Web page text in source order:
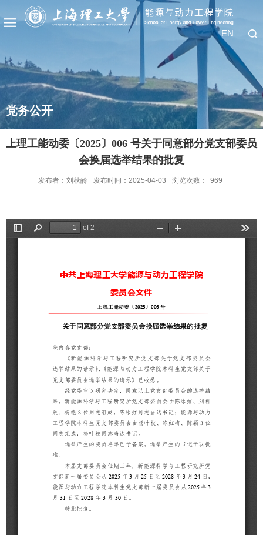
EN
党务公开
上理工能动委〔2025〕006 号关于同意部分党支部委员
会换届选举结果的批复
发布者：刘秋皊 发布时间：2025-04-03 浏览次数： 969